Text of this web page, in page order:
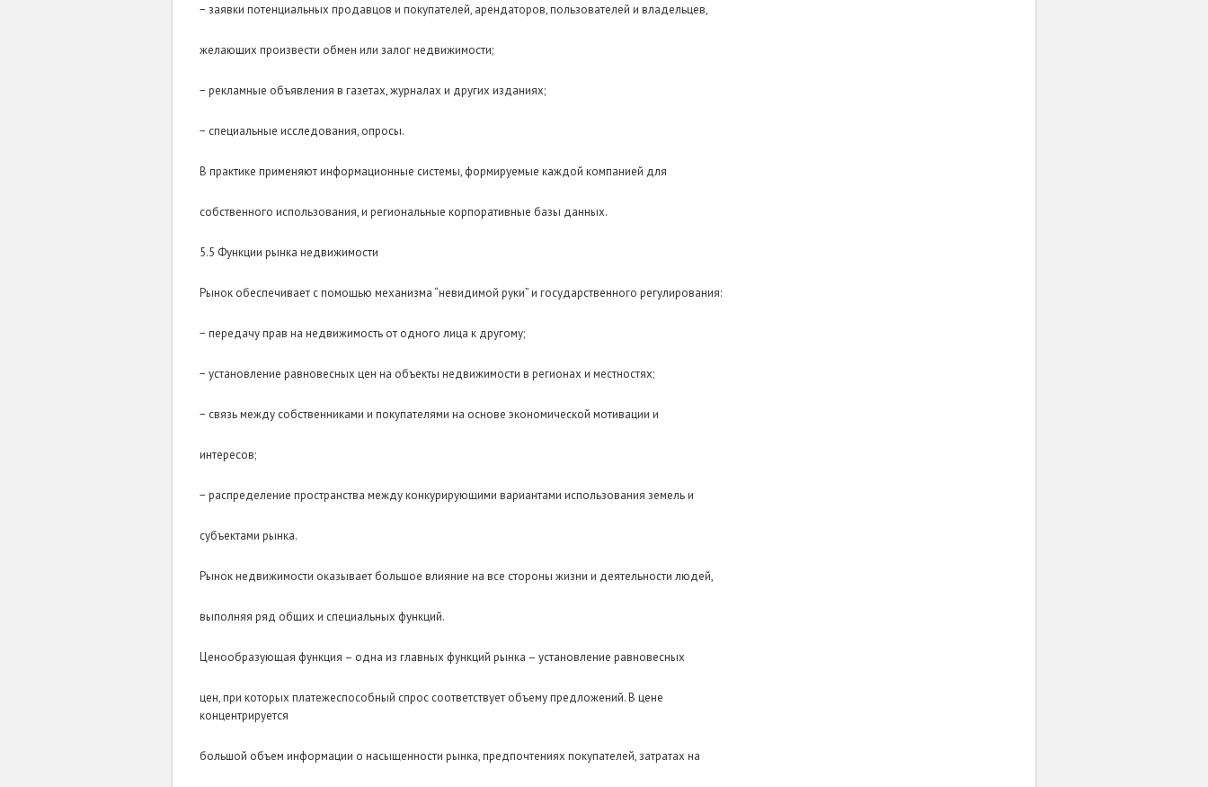
− заявки потенциальных продавцов и покупателей, арендаторов, пользователей и владельцев,
желающих произвести обмен или залог недвижимости;
− рекламные объявления в газетах, журналах и других изданиях;
− специальные исследования, опросы.
В практике применяют информационные системы, формируемые каждой компанией для
собственного использования, и региональные корпоративные базы данных.
5.5 Функции рынка недвижимости
Рынок обеспечивает с помощью механизма “невидимой руки” и государственного регулирования:
− передачу прав на недвижимость от одного лица к другому;
− установление равновесных цен на объекты недвижимости в регионах и местностях;
− связь между собственниками и покупателями на основе экономической мотивации и
интересов;
− распределение пространства между конкурирующими вариантами использования земель и
субъектами рынка.
Рынок недвижимости оказывает большое влияние на все стороны жизни и деятельности людей,
выполняя ряд общих и специальных функций.
Ценообразующая функция – одна из главных функций рынка – установление равновесных
цен, при которых платежеспособный спрос соответствует объему предложений. В цене
концентрируется
большой объем информации о насыщенности рынка, предпочтениях покупателей, затратах на